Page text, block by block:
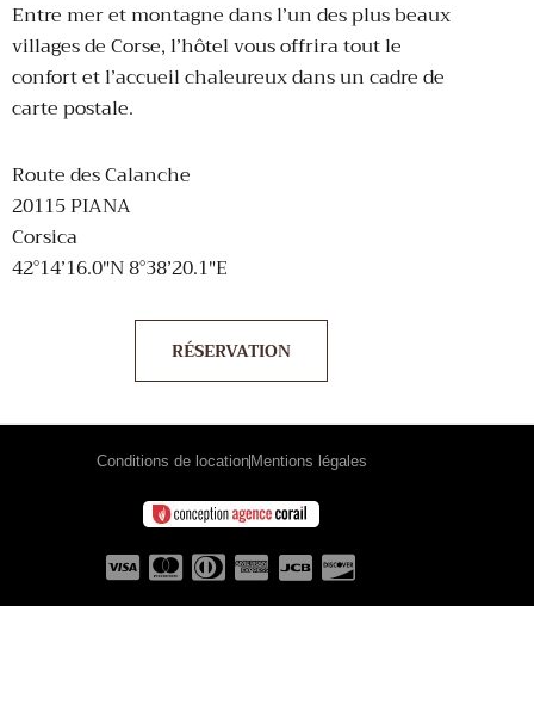
Entre mer et montagne dans l’un des plus beaux
villages de Corse, l’hôtel vous offrira tout le
confort et l’accueil chaleureux dans un cadre de
carte postale.
Route des Calanche
20115 PIANA
Corsica
42°14’16.0″N 8°38’20.1″E
RÉSERVATION
Conditions de location Mentions légales